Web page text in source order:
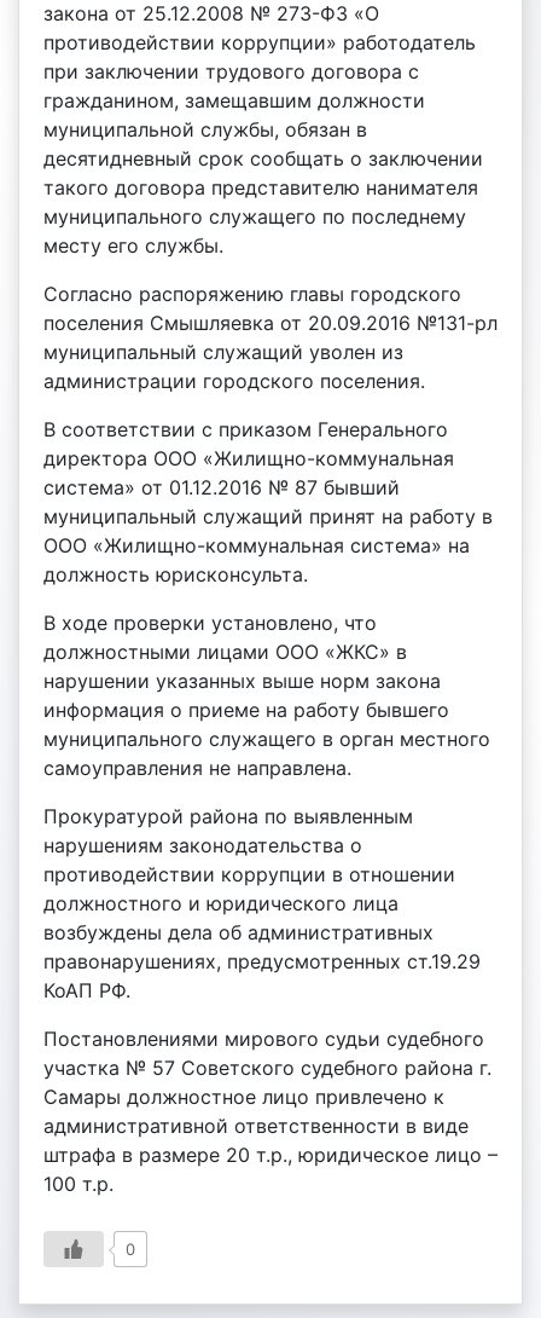
закона от 25.12.2008 № 273-ФЗ «О
противодействии коррупции» работодатель
при заключении трудового договора с
гражданином, замещавшим должности
муниципальной службы, обязан в
десятидневный срок сообщать о заключении
такого договора представителю нанимателя
муниципального служащего по последнему
месту его службы.
Согласно распоряжению главы городского
поселения Смышляевка от 20.09.2016 №131-рл
муниципальный служащий уволен из
администрации городского поселения.
В соответствии с приказом Генерального
директора ООО «Жилищно-коммунальная
система» от 01.12.2016 № 87 бывший
муниципальный служащий принят на работу в
ООО «Жилищно-коммунальная система» на
должность юрисконсульта.
В ходе проверки установлено, что
должностными лицами ООО «ЖКС» в
нарушении указанных выше норм закона
информация о приеме на работу бывшего
муниципального служащего в орган местного
самоуправления не направлена.
Прокуратурой района по выявленным
нарушениям законодательства о
противодействии коррупции в отношении
должностного и юридического лица
возбуждены дела об административных
правонарушениях, предусмотренных ст.19.29
КоАП РФ.
Постановлениями мирового судьи судебного
участка № 57 Советского судебного района г.
Самары должностное лицо привлечено к
административной ответственности в виде
штрафа в размере 20 т.р., юридическое лицо –
100 т.р.
0